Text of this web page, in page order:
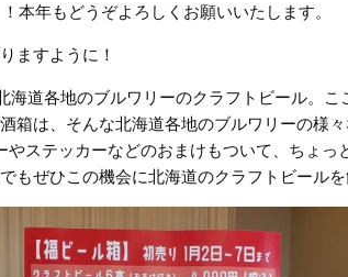
本年もどうぞよろしくお願いいたします。
ますように！
海道各地のブルワリーのクラフトビール。
箱は、そんな北海道各地のブルワリーの様
ステッカーなどのおまけもついて、ちょっ
もぜひこの機会に北海道のクラフトビール